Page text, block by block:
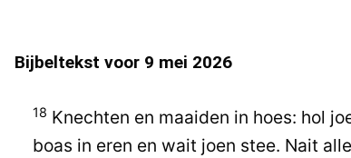
Bijbeltekst voor 9 mei 2026
18 Knechten en maaiden in hoes: hol
boas in eren en wait joen stee. Nait